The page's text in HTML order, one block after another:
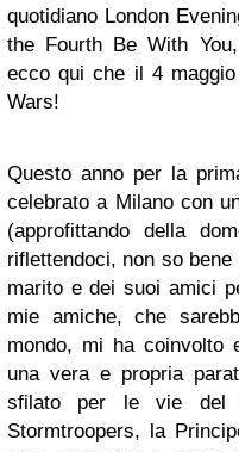
quotidiano London
the Fourth Be With
ecco qui che il 4
Wars!
Questo anno per la
celebrato a Milano con
(approfittando della
riflettendoci, non so
marito e dei suoi amici
mie amiche, che
mondo, mi ha coinvolto
una vera e propria
sfilato per le vie del
Stormtroopers, la